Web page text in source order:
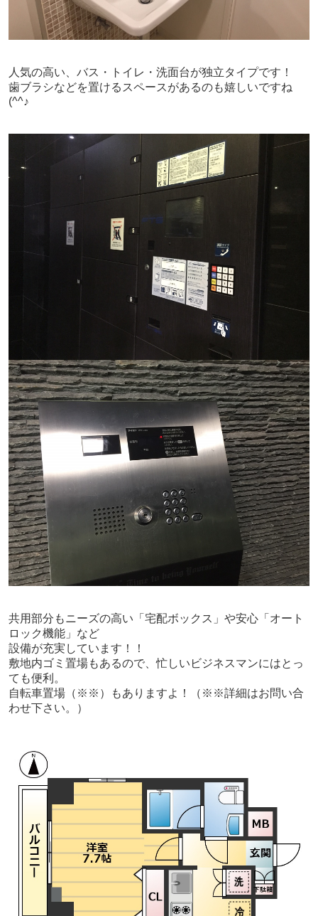
人気の高い、バス・トイレ・洗面台が独立タイプです！
歯ブラシなどを置けるスペースがあるのも嬉しいですね
(^^♪
共用部分もニーズの高い「宅配ボックス」や安心「オート
ロック機能」など
設備が充実しています！！
敷地内ゴミ置場もあるので、忙しいビジネスマンにはとっ
ても便利。
自転車置場（※※）もありますよ！（※※詳細はお問い合
わせ下さい。）